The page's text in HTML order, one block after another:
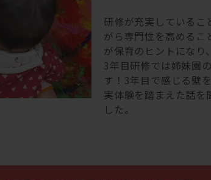
研修が充実しているこ
がら専門性を高めるこ
が保育のヒントになり
3年目研修では姉妹園
す！3年目で感じる壁
実体験を踏まえた話を
した。